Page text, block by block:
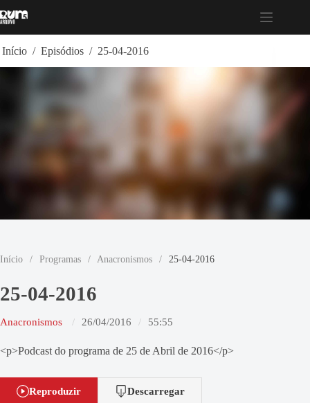
para
Início / Episódios / 25-04-2016
Início / Programas / Anacronismos / 25-04-2016
25-04-2016
Anacronismos 26/04/2016 55:55
<p>Podcast do programa de 25 de Abril de 2016</p>
Reproduzir Descarregar